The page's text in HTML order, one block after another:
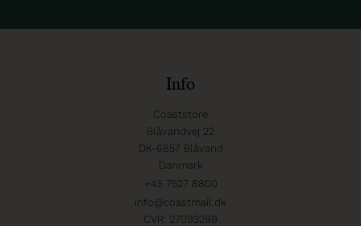
Info
Coaststore
Blåvandvej 22
DK-6857 Blåvand
Danmark
+45 7527 8800
info@coastmail.dk
CVR: 27093299